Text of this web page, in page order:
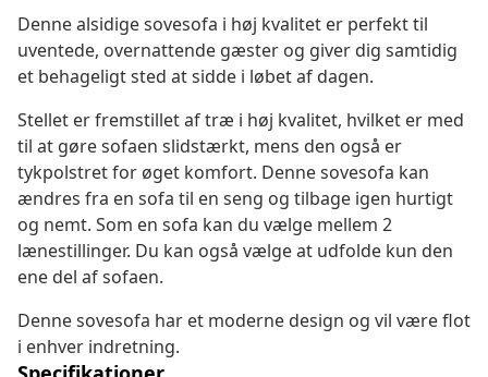
Denne alsidige sovesofa i høj kvalitet er perfekt til
uventede, overnattende gæster og giver dig samtidig
et behageligt sted at sidde i løbet af dagen.
Stellet er fremstillet af træ i høj kvalitet, hvilket er med
til at gøre sofaen slidstærkt, mens den også er
tykpolstret for øget komfort. Denne sovesofa kan
ændres fra en sofa til en seng og tilbage igen hurtigt
og nemt. Som en sofa kan du vælge mellem 2
lænestillinger. Du kan også vælge at udfolde kun den
ene del af sofaen.
Denne sovesofa har et moderne design og vil være flot
i enhver indretning.